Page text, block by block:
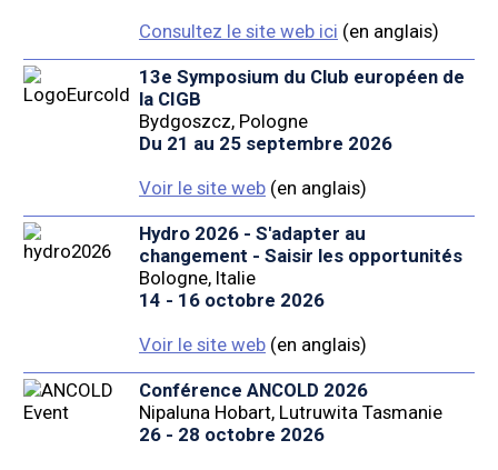
Consultez le site web ici (en anglais)
13e Symposium du Club européen de
la CIGB
Bydgoszcz, Pologne
Du 21 au 25 septembre 2026
Voir le site web(en anglais)
Hydro 2026 - S'adapter au
changement - Saisir les opportunités
Bologne, Italie
14 - 16 octobre 2026
Voir le site web(en anglais)
Conférence ANCOLD 2026
Nipaluna Hobart, Lutruwita Tasmanie
26 - 28 octobre 2026